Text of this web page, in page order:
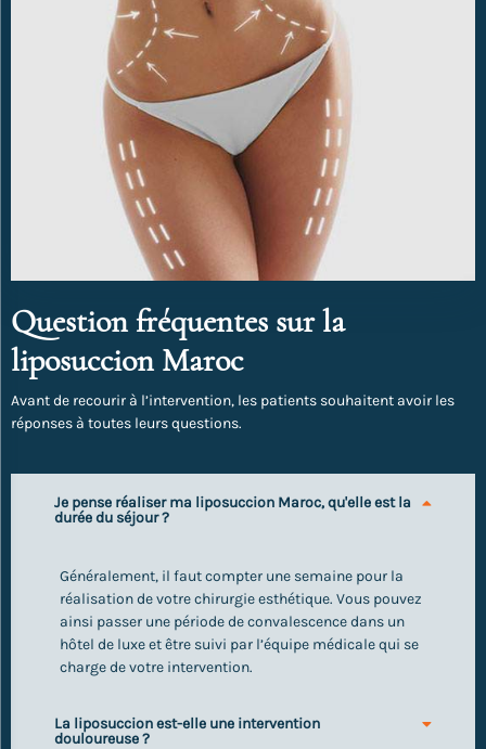
Question fréquentes sur la
liposuccion Maroc
Avant de recourir à l’intervention, les patients souhaitent avoir les
réponses à toutes leurs questions.
Je pense réaliser ma liposuccion Maroc, qu'elle est la
durée du séjour ?
Généralement, il faut compter une semaine pour la
réalisation de votre chirurgie esthétique. Vous pouvez
ainsi passer une période de convalescence dans un
hôtel de luxe et être suivi par l’équipe médicale qui se
charge de votre intervention.
La liposuccion est-elle une intervention
douloureuse ?